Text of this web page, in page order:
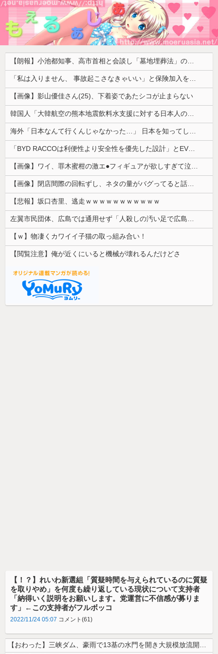
【朗報】小池都知事、高市首相と会談し「墓地埋葬法」の改正を要請 国と都が連携し民間への指導強化を進める方向で一致
「私は入りません、 事故起こさなきゃいい」と保険加入を勧められた推し活民が反発、保険代が勿体無いし事故起こしたとして……
【画像】影山優佳さん(25)、下着姿であたシコが止まらない
韓国人「大韓航空の熊本地震飲料水支援に対する日本人の反応をご覧ください・・・」→「」
海外「日本なんて行くんじゃなかった…」 日本を知ってしまったディズニー信者、帰国後『本家』に失望する事態に
「BYD RACCOは利便性より安全性を優先した設計」とEV推進派がスカスカ構造を絶賛、これがRACCOの一番の特徴よな
【画像】ワイ、罪木蜜柑の激エ●フィギュアが欲しすぎて泣く・・・・・・
【画像】閉店間際の回転ずし、ネタの量がバグってると話題にｗｗｗｗｗ
【悲報】坂口杏里、逃走ｗｗｗｗｗｗｗｗｗｗｗ
左翼市民団体、広島では通用せず「人殺しの汚い足で広島の土を踏むな！」→広島県民「お前らの方が汚いんじゃ！」「ワシらが広島県民じゃ」
【ｗ】物凄くカワイイ子猫の取っ組み合い！
【閲覧注意】俺が近くにいると機械が壊れるんだけどさ
【！？】れいわ新選組「質疑時間を与えられているのに質疑
を取りやめ」を何度も繰り返している現状について支持者
「納得いく説明をお願いします。党運営に不信感が募りま
す」←この支持者がフルボッコ
2022/11/24 05:07 コメント(61)
【おわった】三峡ダム、豪雨で13基の水門を開き大規模放流開始か 下流の...